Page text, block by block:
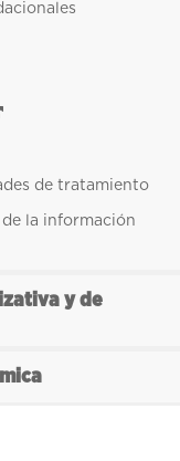
de tratamiento
la información
y de